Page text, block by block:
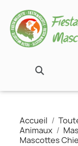
Accueil
Animaux
Mascottes